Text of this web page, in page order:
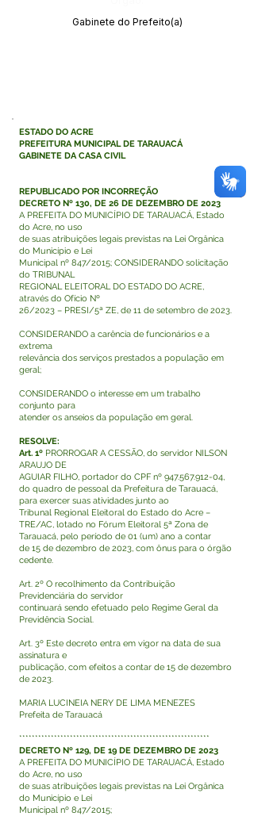
Gabinete do Prefeito(a)
ESTADO DO ACRE
PREFEITURA MUNICIPAL DE TARAUACÁ
GABINETE DA CASA CIVIL
REPUBLICADO POR INCORREÇÃO
DECRETO Nº 130, DE 26 DE DEZEMBRO DE 2023
A PREFEITA DO MUNICÍPIO DE TARAUACÁ, Estado
do Acre, no uso
de suas atribuições legais previstas na Lei Orgânica
do Município e Lei
Municipal nº 847/2015; CONSIDERANDO solicitação
do TRIBUNAL
REGIONAL ELEITORAL DO ESTADO DO ACRE,
através do Ofício Nº
26/2023 – PRESI/5ª ZE, de 11 de setembro de 2023.
CONSIDERANDO a carência de funcionários e a
extrema
relevância dos serviços prestados a população em
geral;
CONSIDERANDO o interesse em um trabalho
conjunto para
atender os anseios da população em geral.
RESOLVE:
Art. 1º PRORROGAR A CESSÃO, do servidor NILSON
ARAUJO DE
AGUIAR FILHO, portador do CPF nº 947.567.912-04,
do quadro de pessoal da Prefeitura de Tarauacá,
para exercer suas atividades junto ao
Tribunal Regional Eleitoral do Estado do Acre –
TRE/AC, lotado no Fórum Eleitoral 5ª Zona de
Tarauacá, pelo período de 01 (um) ano a contar
de 15 de dezembro de 2023, com ônus para o órgão
cedente.
Art. 2º O recolhimento da Contribuição
Previdenciária do servidor
continuará sendo efetuado pelo Regime Geral da
Previdência Social.
Art. 3º Este decreto entra em vigor na data de sua
assinatura e
publicação, com efeitos a contar de 15 de dezembro
de 2023.
MARIA LUCINEIA NERY DE LIMA MENEZES
Prefeita de Tarauacá
************************************************************
DECRETO Nº 129, DE 19 DE DEZEMBRO DE 2023
A PREFEITA DO MUNICÍPIO DE TARAUACÁ, Estado
do Acre, no uso
de suas atribuições legais previstas na Lei Orgânica
do Município e Lei
Municipal nº 847/2015;